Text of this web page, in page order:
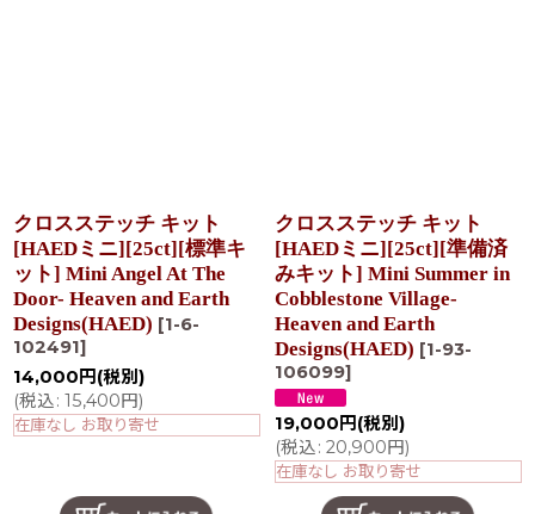
クロスステッチ キット
[HAEDミニ][25ct][標準キ
ット] Mini Angel At The
Door- Heaven and Earth
Designs(HAED) [1-6-
102491]
14,000 円 (税別)
(税込: 15,400円)
在庫なし お取り寄せ
クロスステッチ キット
[HAEDミニ][25ct][準備済
みキット] Mini Summer in
Cobblestone Village-
Heaven and Earth
Designs(HAED) [1-93-
106099]
19,000 円 (税別)
(税込: 20,900円)
在庫なし お取り寄せ